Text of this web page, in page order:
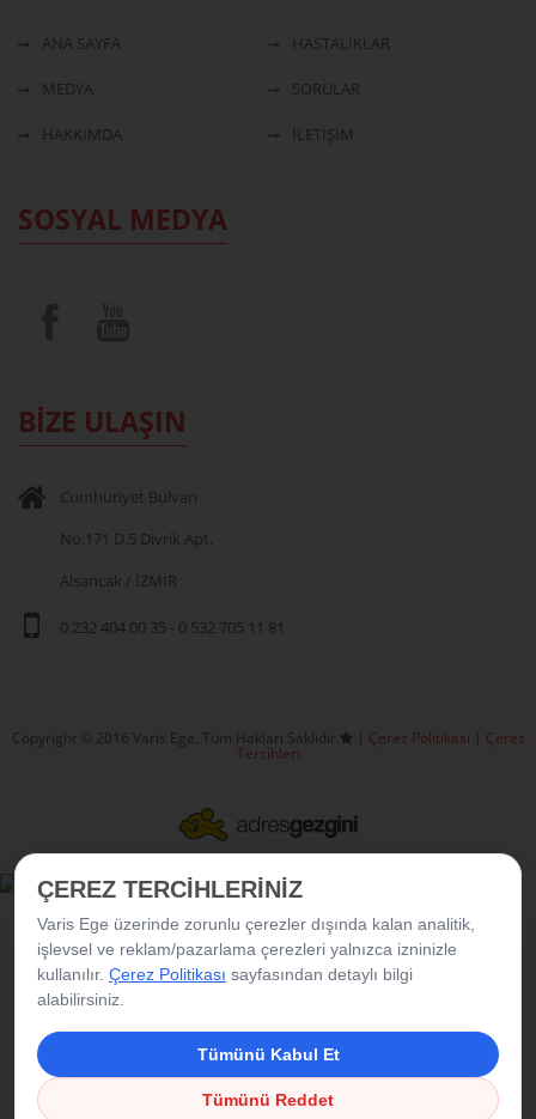
ANA SAYFA HASTALIKLAR
MEDYA SORULAR
HAKKIMDA İLETİŞİM
SOSYAL MEDYA
BİZE ULAŞIN
Cumhuriyet Bulvarı
No:171 D.5 Divrik Apt.
Alsancak / İZMİR
0 232 404 00 35 - 0 532 705 11 81
Copyright © 2016 Varis Ege. Tüm Hakları Saklıdır. Çerez Politikası Çerez
Tercihleri
ÇEREZ TERCİHLERİNİZ
Varis Ege üzerinde zorunlu çerezler dışında kalan analitik,
işlevsel ve reklam/pazarlama çerezleri yalnızca izninizle
kullanılır. Çerez Politikası sayfasından detaylı bilgi
alabilirsiniz.
Tümünü Kabul Et
Tümünü Reddet